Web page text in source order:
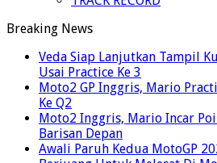
Breaking News
Veda Siap Lanjutkan Tampil
Usai Practice Ke 3
Moto2 GP Inggris, Mario
Ke Q2
Moto2 Inggris, Mario Incar
Barisan Depan
Awali Paruh Kedua MotoGP